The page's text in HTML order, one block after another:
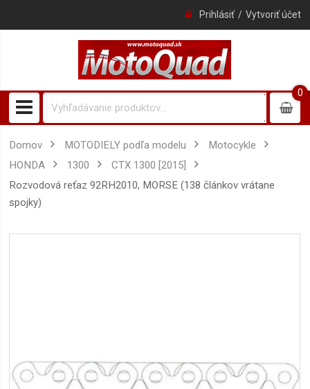
Prihlásiť Vytvoriť účet
0
0item
Domov MOTODIELY podľa modelu
Motocykle
HONDA
1300
CTX 1300 [2015]
rozvodová reťaz 92RH2010, MORSE (138 článkov vrátane
spojky)